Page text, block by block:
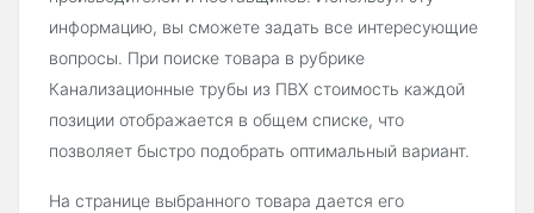
информацию, вы сможете задать все интересующие
вопросы. При поиске товара в рубрике
Канализационные трубы из ПВХ стоимость каждой
позиции отображается в общем списке, что
позволяет быстро подобрать оптимальный вариант.
На странице выбранного товара дается его